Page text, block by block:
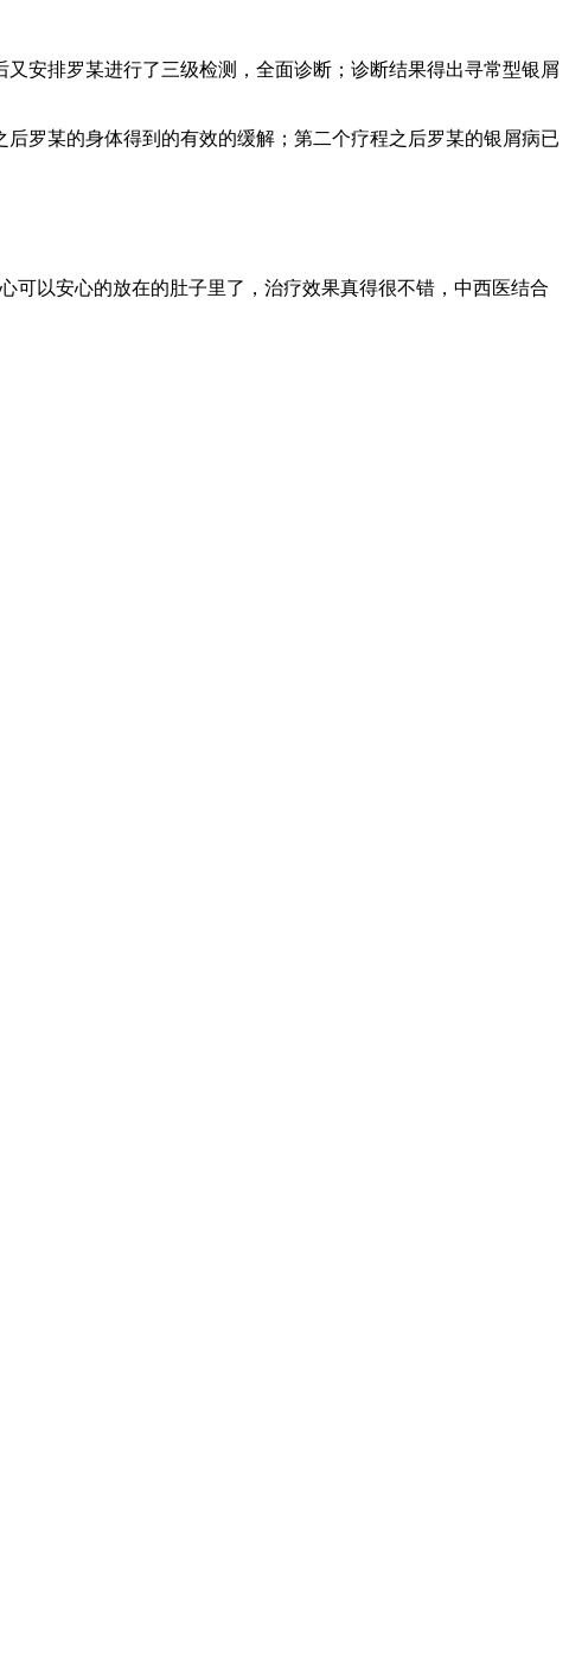
安排罗某进行了三级检测，全面诊断；诊断结果得出寻常型银屑
罗某的身体得到的有效的缓解；第二个疗程之后罗某的银屑病已
可以安心的放在的肚子里了，治疗效果真得很不错，中西医结合